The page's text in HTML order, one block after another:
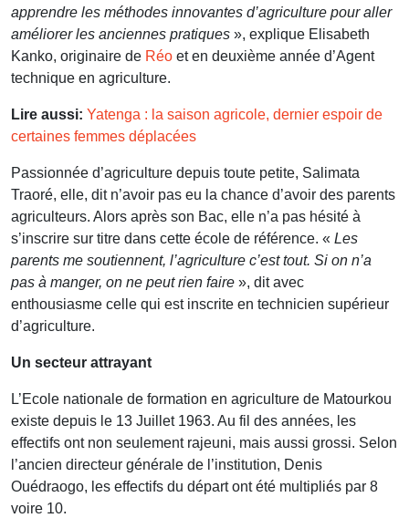
apprendre les méthodes innovantes d’agriculture pour aller
améliorer les anciennes pratiques », explique Elisabeth
Kanko, originaire de Réo et en deuxième année d’Agent
technique en agriculture.
Lire aussi: Yatenga : la saison agricole, dernier espoir de
certaines femmes déplacées
Passionnée d’agriculture depuis toute petite, Salimata
Traoré, elle, dit n’avoir pas eu la chance d’avoir des parents
agriculteurs. Alors après son Bac, elle n’a pas hésité à
s’inscrire sur titre dans cette école de référence. « Les
parents me soutiennent, l’agriculture c’est tout. Si on n’a
pas à manger, on ne peut rien faire », dit avec
enthousiasme celle qui est inscrite en technicien supérieur
d’agriculture.
Un secteur attrayant
L’Ecole nationale de formation en agriculture de Matourkou
existe depuis le 13 Juillet 1963. Au fil des années, les
effectifs ont non seulement rajeuni, mais aussi grossi. Selon
l’ancien directeur générale de l’institution, Denis
Ouédraogo, les effectifs du départ ont été multipliés par 8
voire 10.